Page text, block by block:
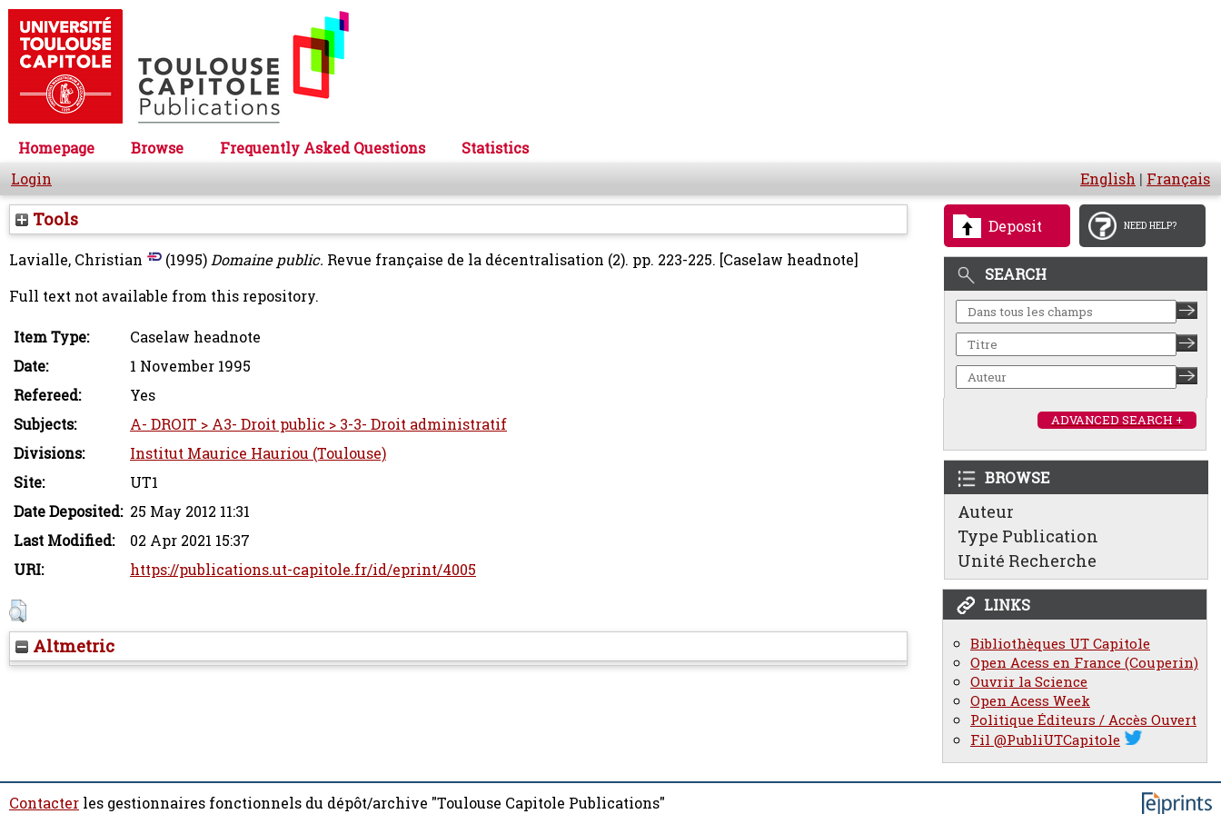
Homepage Browse Frequently Asked Questions
Statistics
Login
English | Français
Deposit NEED HELP?
SEARCH
ADVANCED SEARCH +
BROWSE
Auteur
Type Publication
Unité Recherche
LINKS
Bibliothèques UT Capitole
Open Acess en France (Couperin)
Ouvrir la Science
Open Acess Week
Politique Éditeurs / Accès Ouvert
Fil @PubliUTCapitole
Tools
Lavialle, Christian (1995)Domaine public. Revue française de la décentralisation (2). pp. 223-225. [Caselaw headnote]
Full text not available from this repository.
Item Type:
Caselaw headnote
Date:
1 November 1995
Refereed:
Yes
Subjects:
A- DROIT > A3- Droit public > 3-3- Droit administratif
Divisions:
Institut Maurice Hauriou (Toulouse)
Site:
UT1
Date Deposited: 25 May 2012 11:31
Last Modified:
02 Apr 2021 15:37
URI:
https://publications.ut-capitole.fr/id/eprint/4005
Altmetric
Contacter les gestionnaires fonctionnels du dépôt/archive "Toulouse Capitole Publications"